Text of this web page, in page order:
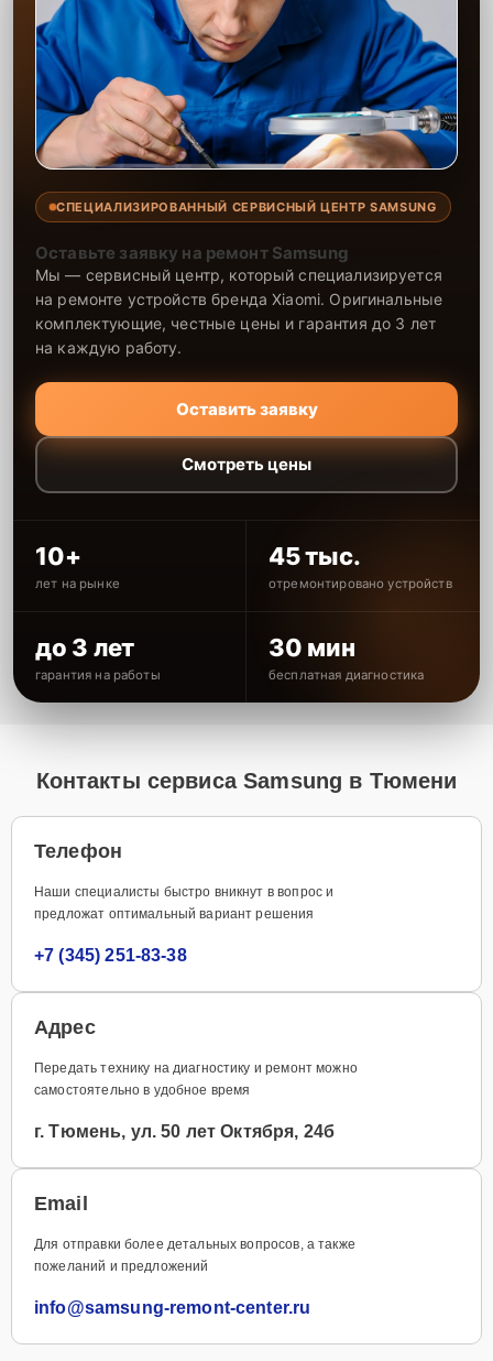
последствия таких происшествий. Мы используем только
качественные материалы и даем гарантию на выполненные
работы, что обеспечивает долгосрочную работоспособность
техники. Один раз обратившись к нам, вы получите решение,
которое позволит вашей технике работать без сбоев ещё долгие
годы.
СПЕЦИАЛИЗИРОВАННЫЙ СЕРВИСНЫЙ ЦЕНТР SAMSUNG
Оставьте заявку на ремонт Samsung
Мы — сервисный центр, который специализируется
на ремонте устройств бренда Xiaomi. Оригинальные
комплектующие, честные цены и гарантия до 3 лет
на каждую работу.
Оставить заявку
Смотреть цены
10+
лет на рынке
45 тыс.
отремонтировано устройств
до 3 лет
гарантия на работы
30 мин
бесплатная диагностика
Контакты сервиса Samsung в Тюмени
Телефон
Наши специалисты быстро вникнут в вопрос и
предложат оптимальный вариант решения
+7 (345) 251-83-38
Адрес
Передать технику на диагностику и ремонт можно
самостоятельно в удобное время
г. Тюмень, ул. 50 лет Октября, 24б
Email
Для отправки более детальных вопросов, а также
пожеланий и предложений
info@samsung-remont-center.ru